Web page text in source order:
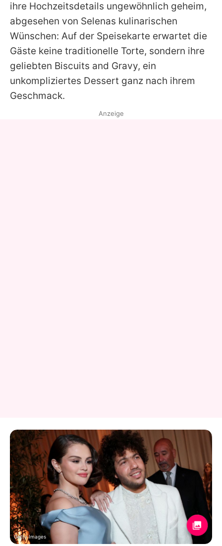
ihre Hochzeitsdetails ungewöhnlich geheim,
abgesehen von Selenas kulinarischen
Wünschen: Auf der Speisekarte erwartet die
Gäste keine traditionelle Torte, sondern ihre
geliebten Biscuits and Gravy, ein
unkompliziertes Dessert ganz nach ihrem
Geschmack.
Anzeige
Getty Images